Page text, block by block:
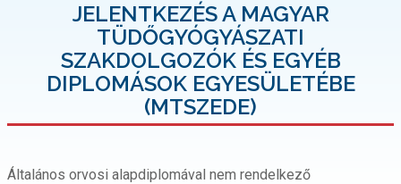
JELENTKEZÉS A MAGYAR
TÜDŐGYÓGYÁSZATI
SZAKDOLGOZÓK ÉS EGYÉB
DIPLOMÁSOK EGYESÜLETÉBE
(MTSZEDE)
Általános orvosi alapdiplomával nem rendelkező